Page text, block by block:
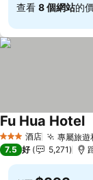
查看 8 個網站的
3 星級 酒店 專屬旅遊
Fu Hua Hotel
7.5 好 5,271